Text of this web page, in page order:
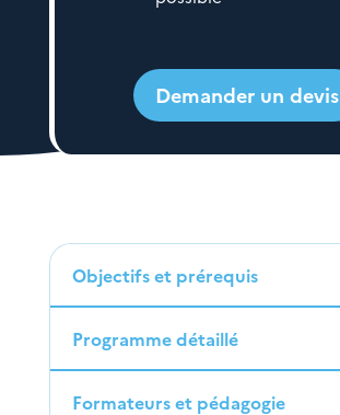
Demander un devis
Objectifs et prérequis
Programme détaillé
Formateurs et pédagogie